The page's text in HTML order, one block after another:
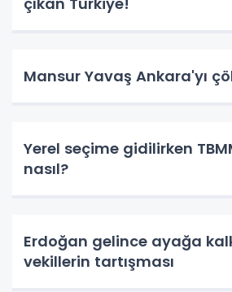
Mansur Yavaş Ankara'yı
Yerel seçime gidilirken
nasıl?
Erdoğan gelince ayağa
vekillerin tartışması